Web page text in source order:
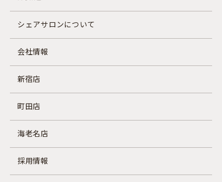
シェアサロンについて
会社情報
新宿店
町田店
海老名店
採用情報